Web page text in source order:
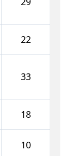
22
33
18
10